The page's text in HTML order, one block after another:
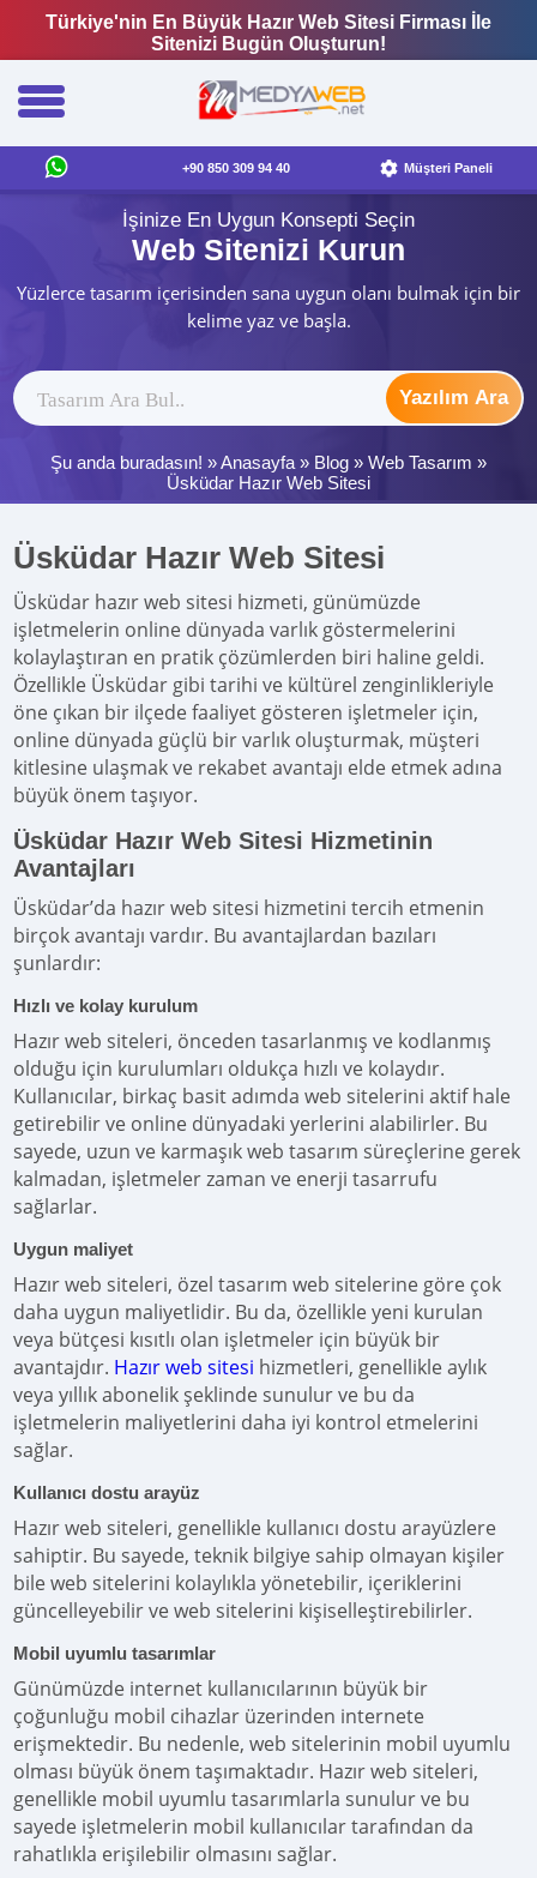
Türkiye'nin En Büyük Hazır Web Sitesi Firması İle
Sitenizi Bugün Oluşturun!
+90 850 309 94 40 Müşteri Paneli
İşinize En Uygun Konsepti Seçin
Web Sitenizi Kurun
Yüzlerce tasarım içerisinden sana uygun olanı bulmak için bir
kelime yaz ve başla.
Yazılım Ara
Şu anda buradasın! »Anasayfa » Blog » Web Tasarım »
Üsküdar Hazır Web Sitesi
Üsküdar Hazır Web Sitesi
Üsküdar hazır web sitesi hizmeti, günümüzde
işletmelerin online dünyada varlık göstermelerini
kolaylaştıran en pratik çözümlerden biri haline geldi.
Özellikle Üsküdar gibi tarihi ve kültürel zenginlikleriyle
öne çıkan bir ilçede faaliyet gösteren işletmeler için,
online dünyada güçlü bir varlık oluşturmak, müşteri
kitlesine ulaşmak ve rekabet avantajı elde etmek adına
büyük önem taşıyor.
Üsküdar Hazır Web Sitesi Hizmetinin
Avantajları
Üsküdar’da hazır web sitesi hizmetini tercih etmenin
birçok avantajı vardır. Bu avantajlardan bazıları
şunlardır:
Hızlı ve kolay kurulum
Hazır web siteleri, önceden tasarlanmış ve kodlanmış
olduğu için kurulumları oldukça hızlı ve kolaydır.
Kullanıcılar, birkaç basit adımda web sitelerini aktif hale
getirebilir ve online dünyadaki yerlerini alabilirler. Bu
sayede, uzun ve karmaşık web tasarım süreçlerine gerek
kalmadan, işletmeler zaman ve enerji tasarrufu
sağlarlar.
Uygun maliyet
Hazır web siteleri, özel tasarım web sitelerine göre çok
daha uygun maliyetlidir. Bu da, özellikle yeni kurulan
veya bütçesi kısıtlı olan işletmeler için büyük bir
avantajdır. Hazır web sitesi hizmetleri, genellikle aylık
veya yıllık abonelik şeklinde sunulur ve bu da
işletmelerin maliyetlerini daha iyi kontrol etmelerini
sağlar.
Kullanıcı dostu arayüz
Hazır web siteleri, genellikle kullanıcı dostu arayüzlere
sahiptir. Bu sayede, teknik bilgiye sahip olmayan kişiler
bile web sitelerini kolaylıkla yönetebilir, içeriklerini
güncelleyebilir ve web sitelerini kişiselleştirebilirler.
Mobil uyumlu tasarımlar
Günümüzde internet kullanıcılarının büyük bir
çoğunluğu mobil cihazlar üzerinden internete
erişmektedir. Bu nedenle, web sitelerinin mobil uyumlu
olması büyük önem taşımaktadır. Hazır web siteleri,
genellikle mobil uyumlu tasarımlarla sunulur ve bu
sayede işletmelerin mobil kullanıcılar tarafından da
rahatlıkla erişilebilir olmasını sağlar.